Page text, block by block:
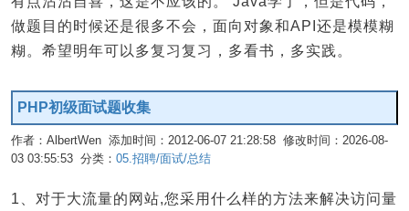
做题目的时候还是很多不会，面向对象和API还是模模糊
糊。希望明年可以多复习复习，多看书，多实践。
PHP初级面试题收集
作者：AlbertWen 添加时间：2012-06-07 21:28:58 修改时间：2026-08-
03 03:55:53 分类： 05.招聘/面试/总结
1、对于大流量的网站,您采用什么样的方法来解决访问量